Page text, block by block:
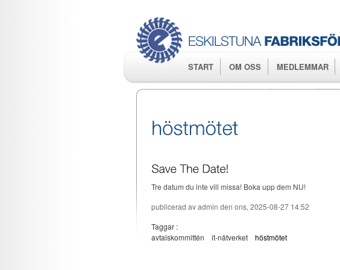
START OM OSS MEDLEMMAR
Tre datum du inte vill missa! Boka upp dem NU!
publicerad avadmin den ons, 2025-08-27 14:52
Taggar :
avtalskommittén
it-nätverket
höstmötet